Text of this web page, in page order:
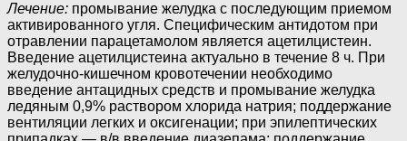
Лечение: промывание желудка с последующим приемом
активированного угля. Специфическим антидотом при
отравлении парацетамолом является ацетилцистеин.
Введение ацетилцистеина актуально в течение 8 ч. При
желудочно-кишечном кровотечении необходимо
введение антацидных средств и промывание желудка
ледяным 0,9% раствором хлорида натрия; поддержание
вентиляции легких и оксигенации; при эпилептических